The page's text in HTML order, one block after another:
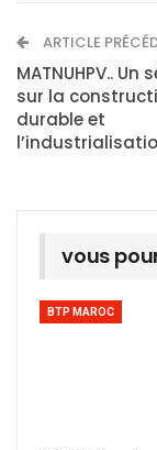
ARTICLE
MATNUHPV.. Un
sur la
durable et
vous
BTP MAROC